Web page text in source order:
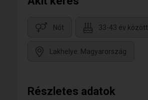
Nőt 33-43 év között
Lakhelye: Magyarország
Részletes adatok